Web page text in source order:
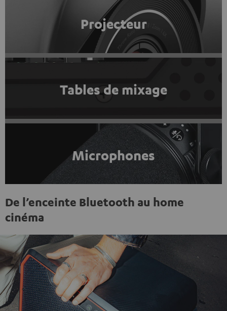
Projecteur
Tables de mixage
Microphones
De l’enceinte Bluetooth au home
cinéma